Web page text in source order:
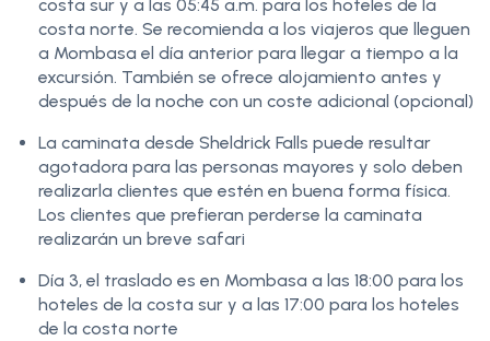
costa sur y a las 05:45 a.m. para los hoteles de la
costa norte. Se recomienda a los viajeros que lleguen
a Mombasa el día anterior para llegar a tiempo a la
excursión. También se ofrece alojamiento antes y
después de la noche con un coste adicional (opcional)
La caminata desde Sheldrick Falls puede resultar
agotadora para las personas mayores y solo deben
realizarla clientes que estén en buena forma física.
Los clientes que prefieran perderse la caminata
realizarán un breve safari
Día 3, el traslado es en Mombasa a las 18:00 para los
hoteles de la costa sur y a las 17:00 para los hoteles
de la costa norte